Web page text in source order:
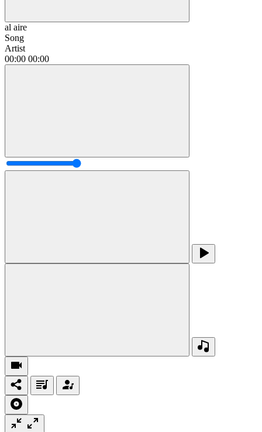
al aire
Song
Artist
00:00 00:00